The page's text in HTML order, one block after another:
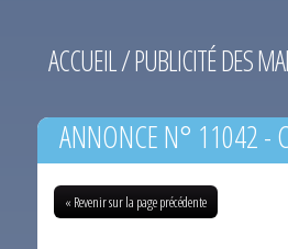
ACCUEIL/PUBLICITÉ DES
ANNONCE N° 11042 -
« Revenir sur la page précédente